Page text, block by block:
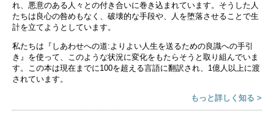
れ、悪意のある人々との付き合いに巻き込まれています。そうした人
たちは良心の咎めもなく、破壊的な手段や、人を堕落させることで生
計を立てようとしています。
私たちは『しあわせへの道:よりよい人生を送るための良識への手引
き』を使って、このような状況に変化をもたらそうと取り組んでいま
す。この本は現在までに100を超える言語に翻訳され、1億人以上に渡
されています。
もっと詳しく知る >